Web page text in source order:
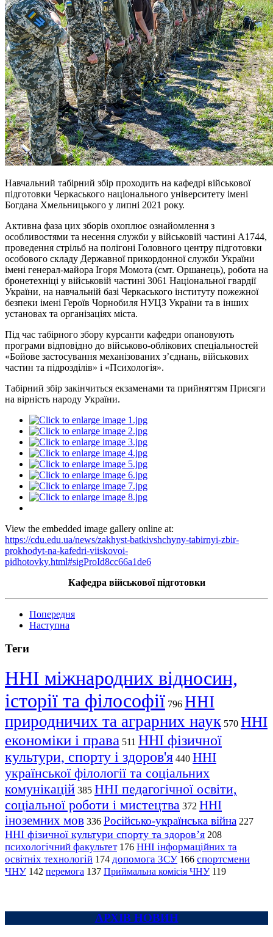
Навчальний табірний збір проходить на кафедрі військової
підготовки Черкаського національного університету імені
Богдана Хмельницького у липні 2021 року.
Активна фаза цих зборів охоплює ознайомлення з
особливостями та несення служби у військовій частині А1744,
проведення стрільб на полігоні Головного центру підготовки
особового складу Державної прикордонної служби України
імені генерал-майора Ігоря Момота (смт. Оршанець), робота на
бронетехніці у військовій частині 3061 Національної гвардії
України, на навчальній базі Черкаського інституту пожежної
безпеки імені Героїв Чорнобиля НУЦЗ України та в інших
установах та організаціях міста.
Під час табірного збору курсанти кафедри опановують
програми відповідно до військово-облікових спеціальностей
«Бойове застосування механізованих з’єднань, військових
частин та підрозділів» і «Психологія».
Табірний збір закінчиться екзаменами та прийняттям Присяги
на вірність народу України.
View the embedded image gallery online at:
https://cdu.edu.ua/news/zakhyst-batkivshchyny-tabirnyi-zbir-
prokhodyt-na-kafedri-viiskovoi-
pidhotovky.html#sigProId8cc66a1de6
Кафедра військової підготовки
Попередня
Наступна
Теги
ННІ міжнародних відносин,
історії та філософії 796 ННІ
природничих та аграрних наук 570 ННІ
економіки і права 511 ННІ фізичної
культури, спорту і здоров'я 440 ННІ
української філології та соціальних
комунікацій 385 ННІ педагогічної освіти,
соціальної роботи і мистецтва 372 ННІ
іноземних мов 336 Російсько-українська війна 227
ННІ фізичної культури спорту та здоров’я 208
психологічний факультет 176 ННІ інформаційних та
освітніх технологій 174 допомога ЗСУ 166 спортсмени
ЧНУ 142 перемога 137 Приймальна комісія ЧНУ 119
АРХІВ НОВИН